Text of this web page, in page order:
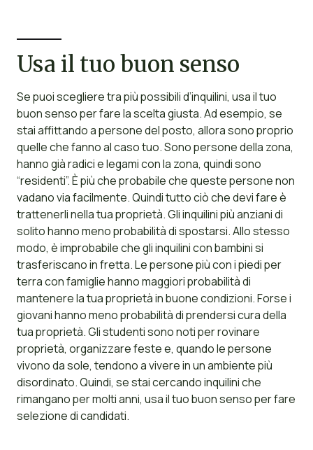
Usa il tuo buon senso
Se puoi scegliere tra più possibili d’inquilini, usa il tuo
buon senso per fare la scelta giusta. Ad esempio, se
stai affittando a persone del posto, allora sono proprio
quelle che fanno al caso tuo. Sono persone della zona,
hanno già radici e legami con la zona, quindi sono
“residenti”. È più che probabile che queste persone non
vadano via facilmente. Quindi tutto ciò che devi fare è
trattenerli nella tua proprietà. Gli inquilini più anziani di
solito hanno meno probabilità di spostarsi. Allo stesso
modo, è improbabile che gli inquilini con bambini si
trasferiscano in fretta. Le persone più con i piedi per
terra con famiglie hanno maggiori probabilità di
mantenere la tua proprietà in buone condizioni. Forse i
giovani hanno meno probabilità di prendersi cura della
tua proprietà. Gli studenti sono noti per rovinare
proprietà, organizzare feste e, quando le persone
vivono da sole, tendono a vivere in un ambiente più
disordinato. Quindi, se stai cercando inquilini che
rimangano per molti anni, usa il tuo buon senso per fare
selezione di candidati.